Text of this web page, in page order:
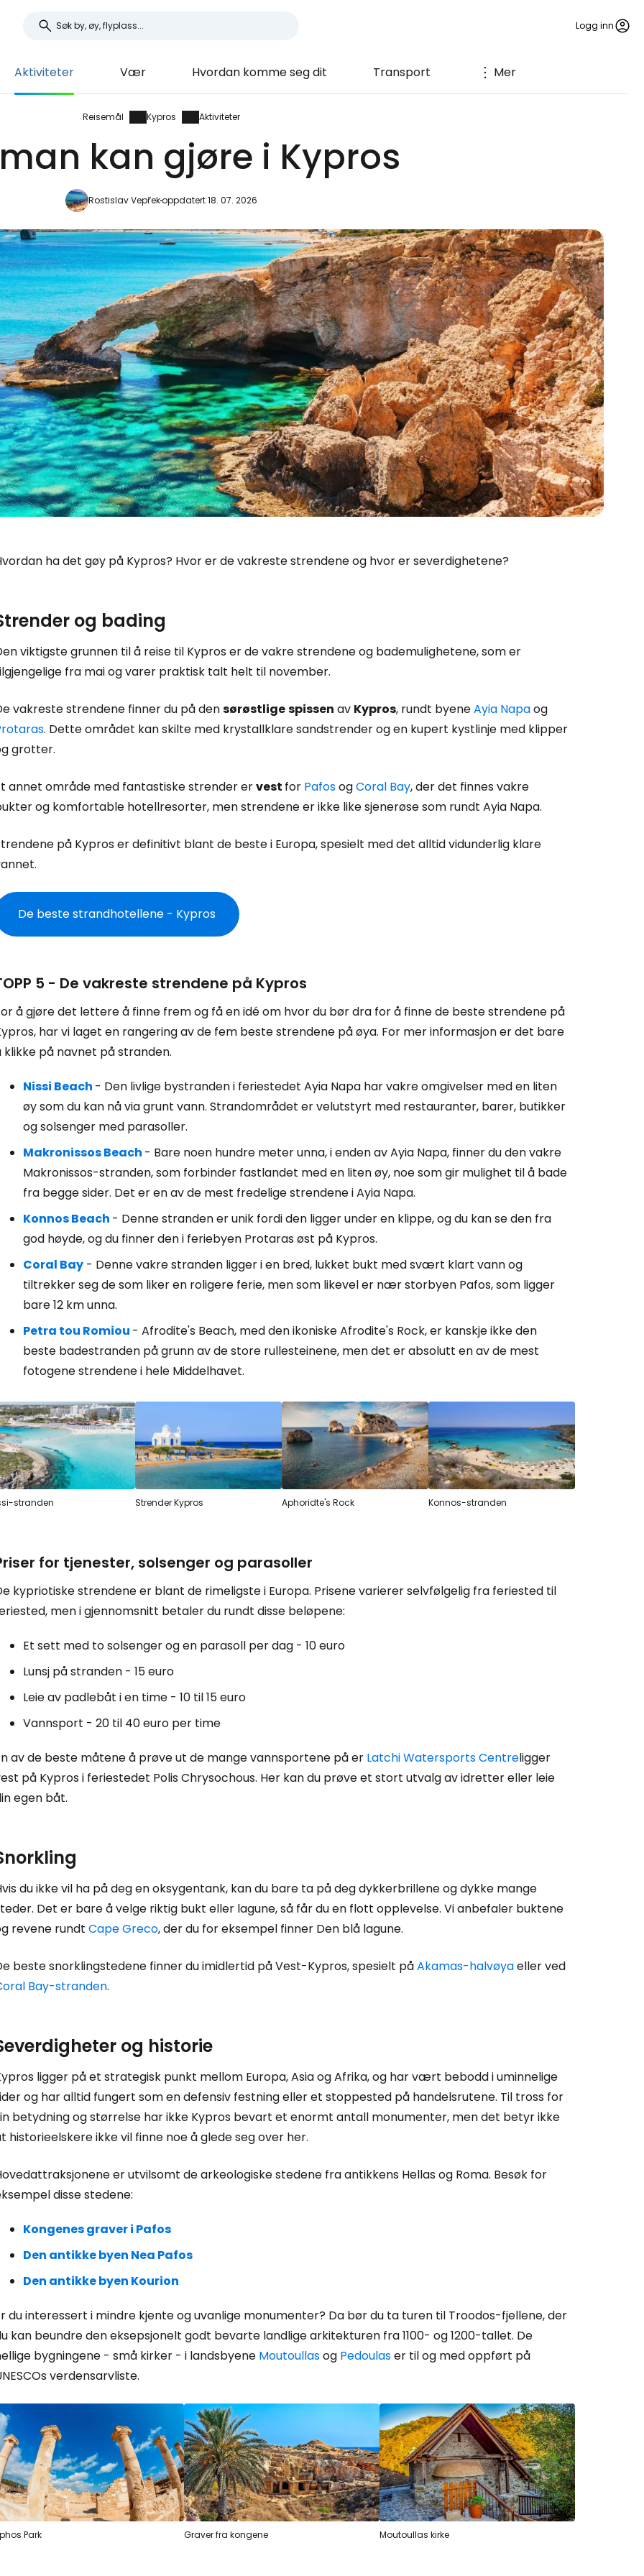
Logg inn
Aktiviteter Vær Hvordan komme seg dit Transport Mer
Reisemål Kypros Aktiviteter
kan gjøre i Kypros
Rostislav Vepřekoppdatert 18. 07. 2026
ha det gøy på Kypros? Hvor er de vakreste strendene og hvor er severdighetene?
og bading
viktigste grunnen til å reise til Kypros er de vakre strendene og bademulighetene, som er
fra mai og varer praktisk talt helt til november.
vakreste strendene finner du på densørøstligespissen av Kypros, rundt byeneAyia Napaog
. Dette området kan skilte med krystallklare sandstrender og en kupert kystlinje med klipper
grotter.
annet område med fantastiske strender ervest for PafosogCoral Bay, der det finnes vakre
og komfortable hotellresorter, men strendene er ikke like sjenerøse som rundt Ayia Napa.
på Kypros er definitivt blant de beste i Europa, spesielt med det alltid vidunderlig klare
De beste strandhotellene - Kypros
5 - De vakreste strendene på Kypros
å gjøre det lettere å finne frem og få en idé om hvor du bør dra for å finne de beste strendene på
har vi laget en rangering av de fem beste strendene på øya. For mer informasjon er det bare
klikke på navnet på stranden.
Nissi Beach - Den livlige bystranden i feriestedet Ayia Napa har vakre omgivelser med en liten
øy som du kan nå via grunt vann. Strandområdet er velutstyrt med restauranter, barer, butikker
og solsenger med parasoller.
Makronissos Beach - Bare noen hundre meter unna, i enden av Ayia Napa, finner du den vakre
Makronissos-stranden, som forbinder fastlandet med en liten øy, noe som gir mulighet til å bade
fra begge sider. Det er en av de mest fredelige strendene i Ayia Napa.
Konnos Beach - Denne stranden er unik fordi den ligger under en klippe, og du kan se den fra
god høyde, og du finner den i feriebyen Protaras øst på Kypros.
Coral Bay - Denne vakre stranden ligger i en bred, lukket bukt med svært klart vann og
tiltrekker seg de som liker en roligere ferie, men som likevel er nær storbyen Pafos, som ligger
bare 12 km unna.
Petra tou Romiou - Afrodite's Beach, med den ikoniske Afrodite's Rock, er kanskje ikke den
beste badestranden på grunn av de store rullesteinene, men det er absolutt en av de mest
fotogene strendene i hele Middelhavet.
stranden Strender Kypros Aphoridte's Rock Konnos-stranden
for tjenester, solsenger og parasoller
kypriotiske strendene er blant de rimeligste i Europa. Prisene varierer selvfølgelig fra feriested til
men i gjennomsnitt betaler du rundt disse beløpene:
Et sett med to solsenger og en parasoll per dag - 10 euro
Lunsj på stranden - 15 euro
Leie av padlebåt i en time - 10 til 15 euro
Vannsport - 20 til 40 euro per time
av de beste måtene å prøve ut de mange vannsportene på er Latchi Watersports Centreligger
på Kypros i feriestedet Polis Chrysochous. Her kan du prøve et stort utvalg av idretter eller leie
egen båt.
du ikke vil ha på deg en oksygentank, kan du bare ta på deg dykkerbrillene og dykke mange
Det er bare å velge riktig bukt eller lagune, så får du en flott opplevelse. Vi anbefaler buktene
revene rundt Cape Greco, der du for eksempel finner Den blå lagune.
beste snorklingstedene finner du imidlertid på Vest-Kypros, spesielt påAkamas-halvøyaeller ved
Bay-stranden.
og historie
ligger på et strategisk punkt mellom Europa, Asia og Afrika, og har vært bebodd i uminnelige
og har alltid fungert som en defensiv festning eller et stoppested på handelsrutene. Til tross for
betydning og størrelse har ikke Kypros bevart et enormt antall monumenter, men det betyr ikke
historieelskere ikke vil finne noe å glede seg over her.
er utvilsomt de arkeologiske stedene fra antikkens Hellas og Roma. Besøk for
disse stedene:
Kongenes graver i Pafos
Den antikke byen Nea Pafos
Den antikke byen Kourion
du interessert i mindre kjente og uvanlige monumenter? Da bør du ta turen til Troodos-fjellene, der
kan beundre den eksepsjonelt godt bevarte landlige arkitekturen fra 1100- og 1200-tallet. De
bygningene - små kirker - i landsbyene Moutoullasog Pedoulaser til og med oppført på
verdensarvliste.
Park Graver fra kongene Moutoullas kirke
Logg inn på Cestee
Fortsett med Google
Fortsett med Facebook
Fortsett med e-post